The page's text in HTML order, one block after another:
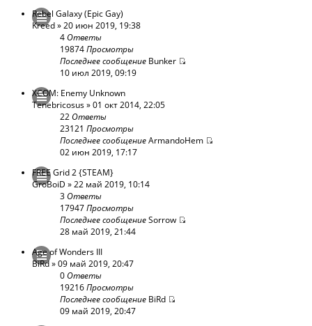
Rebel Galaxy (Epic Gay)
Kreed» 20 июн 2019, 19:38
4Ответы
19874Просмотры
Последнее сообщение Bunker
10 июл 2019, 09:19
XCOM: Enemy Unknown
Tenebricosus» 01 окт 2014, 22:05
22Ответы
23121 Просмотры
Последнее сообщениеArmandoHem
02 июн 2019, 17:17
FREE Grid 2 {STEAM}
GroBoiD » 22 май 2019, 10:14
3Ответы
17947Просмотры
Последнее сообщениеSorrow
28 май 2019, 21:44
Age of Wonders III
BiRd» 09 май 2019, 20:47
0Ответы
19216Просмотры
Последнее сообщение BiRd
09 май 2019, 20:47